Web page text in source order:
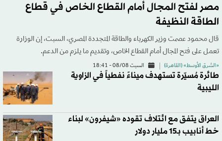
مصر لفتح المجال أمام القطاع الخاص في قطاع
الطاقة النظيفة
قال محمود عصمت وزير الكهرباء والطاقة المتجددة المصري، السبت، إن الوزارة
تعمل على فتح المجال أمام القطاع الخاص، وتقديم ما يلزم من الدعم.
«الشرق الأوسط» (القاهرة) السبت 08/08 - 18:41
طائرة مُسيّرة تستهدف ميناءً نفطياً في الزاوية
الليبية
العراق يتفق مع ائتلاف تقوده «شيفرون» لبناء
خط أنابيب بـ15 مليار دولار